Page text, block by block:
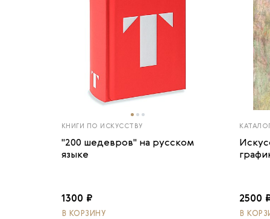
КНИГИ ПО ИСКУССТВУ
"200 шедевров" на русском
языке
1300 ₽
В КОРЗИНУ
2500
В